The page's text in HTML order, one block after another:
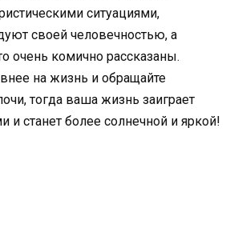
ситуациями,
своей человечностью, а
очень комично рассказаны.
на жизнь и обращайте
тогда ваша жизнь заиграет
и станет более солнечной и яркой!